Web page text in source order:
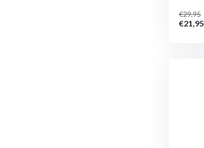
€29,95
€21,95